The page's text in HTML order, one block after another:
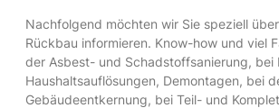
Nachfolgend möchten wir Sie speziell
Rückbau informieren. Know-how und viel
der Asbest- und Schadstoffsanierung, bei
Haushaltsauflösungen, Demontagen, bei
Gebäudeentkernung, bei Teil- und